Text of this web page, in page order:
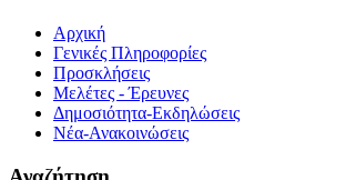
Αρχική
Γενικές Πληροφορίες
Προσκλήσεις
Μελέτες - Έρευνες
Δημοσιότητα-Εκδηλώσεις
Νέα-Ανακοινώσεις